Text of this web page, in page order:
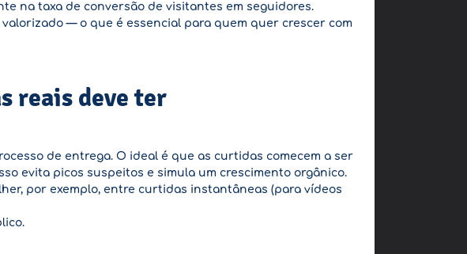
na taxa de conversão de visitantes em seguidores.
— o que é essencial para quem quer crescer com
reais deve ter
de entrega. O ideal é que as curtidas comecem a ser
evita picos suspeitos e simula um crescimento orgânico.
por exemplo, entre curtidas instantâneas (para vídeos